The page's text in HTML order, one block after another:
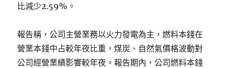
比減少2.59%。
報告稱，公司主營業務以火力發電為主，燃料本錢在
營業本錢中占較年夜比重，煤炭、自然氣價格波動對
公司經營業績影響較年夜。報告期內，公司燃料本錢